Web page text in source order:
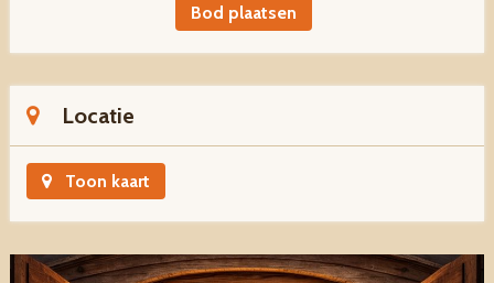
Bod plaatsen
Locatie
Toon kaart